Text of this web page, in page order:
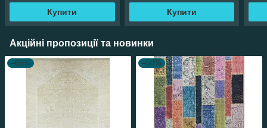
Купити Купити
Акційні пропозиції та новинки
–65% –50%